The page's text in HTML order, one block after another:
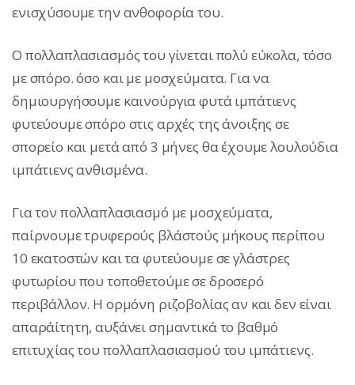
ενισχύσουμε την ανθοφορία του.
Ο πολλαπλασιασμός του γίνεται πολύ εύκολα, τόσο
με σπόρο. όσο και με μοσχεύματα. Για να
δημιουργήσουμε καινούργια φυτά ιμπάτιενς
φυτεύουμε σπόρο στις αρχές της άνοιξης σε
σπορείο και μετά από 3 μήνες θα έχουμε λουλούδια
ιμπάτιενς ανθισμένα.
Για τον πολλαπλασιασμό με μοσχεύματα,
παίρνουμε τρυφερούς βλάστούς μήκους περίπου
10 εκατοστών και τα φυτεύουμε σε γλάστρες
φυτωρίου που τοποθετούμε σε δροσερό
περιβάλλον. Η ορμόνη ριζοβολίας αν και δεν είναι
απαράίτητη, αυξάνει σημαντικά το βαθμό
επιτυχίας του πολλαπλασιασμού του ιμπάτιενς.